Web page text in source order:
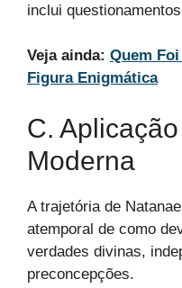
inclui
Veja ainda: Quem
Figura Enigmática
C.
Moderna
A trajetória de
atemporal de como
verdades divinas,
preconcepções.